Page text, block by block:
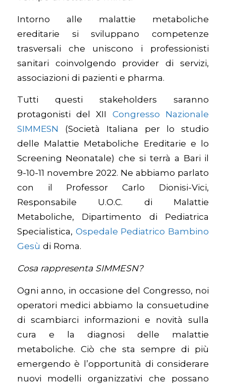
Intorno alle malattie metaboliche
ereditarie si sviluppano competenze
trasversali che uniscono i professionisti
sanitari coinvolgendo provider di servizi,
associazioni di pazienti e pharma.
Tutti questi stakeholders saranno
protagonisti del XII Congresso Nazionale
SIMMESN (Società Italiana per lo studio
delle Malattie Metaboliche Ereditarie e lo
Screening Neonatale) che si terrà a Bari il
9-10-11 novembre 2022. Ne abbiamo parlato
con il Professor Carlo Dionisi-Vici,
Responsabile U.O.C. di Malattie
Metaboliche, Dipartimento di Pediatrica
Specialistica, Ospedale Pediatrico Bambino
Gesù di Roma.
Cosa rappresenta SIMMESN?
Ogni anno, in occasione del Congresso, noi
operatori medici abbiamo la consuetudine
di scambiarci informazioni e novità sulla
cura e la diagnosi delle malattie
metaboliche. Ciò che sta sempre di più
emergendo è l’opportunità di considerare
nuovi modelli organizzativi che possano